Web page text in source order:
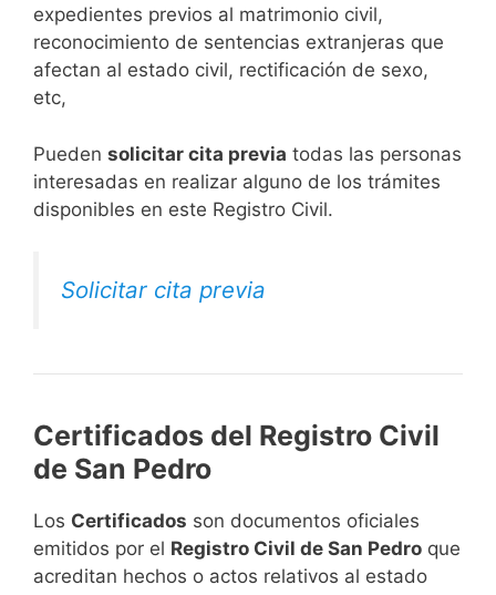
expedientes previos al matrimonio civil,
reconocimiento de sentencias extranjeras que
afectan al estado civil, rectificación de sexo,
etc,
​Pueden solicitar cita previa todas las personas
interesadas en realizar alguno de los trámites
disponibles en este Registro Civil.​
Solicitar cita previa
Certificados del Registro Civil
de San Pedro
Los Certificados son documentos oficiales
emitidos por el Registro Civil de San Pedro que
acreditan hechos o actos relativos al estado